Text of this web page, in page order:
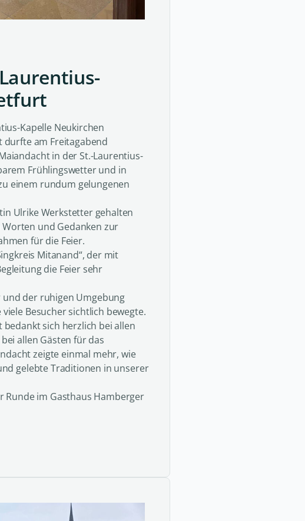
Kapelle Neukirchen
am Freitagabend
in der St.-Laurentius-
Frühlingswetter und in
einem rundum gelungenen
Ulrike Werkstetter gehalten
und Gedanken zur
für die Feier.
Mitanand“, der mit
die Feier sehr
und der ruhigen Umgebung
Besucher sichtlich bewegte.
sich herzlich bei allen
allen Gästen für das
zeigte einmal mehr, wie
gelebte Traditionen in unserer
Runde im Gasthaus Hamberger